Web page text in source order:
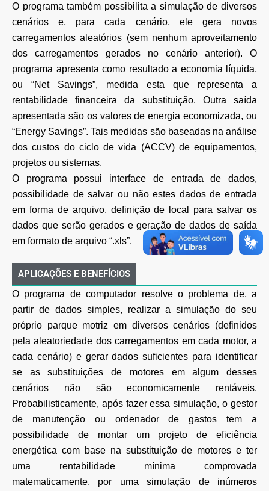
O programa também possibilita a simulação de diversos
cenários e, para cada cenário, ele gera novos
carregamentos aleatórios (sem nenhum aproveitamento
dos carregamentos gerados no cenário anterior). O
programa apresenta como resultado a economia líquida,
ou “Net Savings”, medida esta que representa a
rentabilidade financeira da substituição. Outra saída
apresentada são os valores de energia economizada, ou
“Energy Savings”. Tais medidas são baseadas na análise
dos custos do ciclo de vida (ACCV) de equipamentos,
projetos ou sistemas.
O programa possui interface de entrada de dados,
possibilidade de salvar ou não estes dados de entrada
em forma de arquivo, definição de local para salvar os
dados que serão gerados e geração de dados de saída
em formato de arquivo “.xls”.
APLICAÇÕES E BENEFÍCIOS
O programa de computador resolve o problema de, a
partir de dados simples, realizar a simulação do seu
próprio parque motriz em diversos cenários (definidos
pela aleatoriedade dos carregamentos em cada motor, a
cada cenário) e gerar dados suficientes para identificar
se as substituições de motores em algum desses
cenários não são economicamente rentáveis.
Probabilisticamente, após fazer essa simulação, o gestor
de manutenção ou ordenador de gastos tem a
possibilidade de montar um projeto de eficiência
energética com base na substituição de motores e ter
uma rentabilidade mínima comprovada
matematicamente, por uma simulação de inúmeros